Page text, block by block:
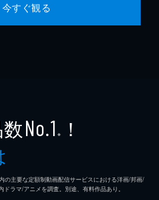
今すぐ観る
No.1 ※ ！
主要な定額制動画配信サービスにおける洋画/邦画/
ラマ/アニメを調査。別途、有料作品あり。